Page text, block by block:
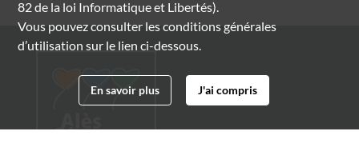
82 de la loi Informatique et Libertés).
Vous pouvez consulter les conditions générales
d’utilisation sur le lien ci-dessous.
En savoir plus J'ai compris